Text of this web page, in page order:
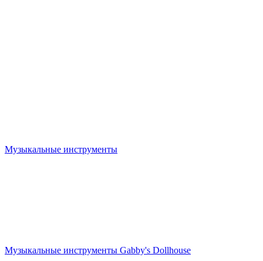
Музыкальные инструменты
Музыкальные инструменты Gabby's Dollhouse